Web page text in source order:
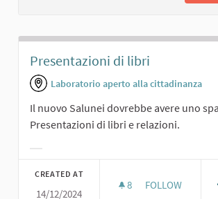
Presentazioni di libri
Laboratorio aperto alla cittadinanza
Il nuovo Salunei dovrebbe avere uno
Presentazioni di libri e relazioni.
CREATED AT
14/12/2024
8 8 FOLLOWERS
FOLLOW